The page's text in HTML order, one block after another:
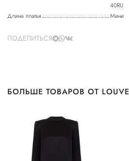
40RU
Длина платья
Мини
ПОДЕЛИТЬСЯ
БОЛЬШЕ ТОВАРОВ ОТ LOUVE